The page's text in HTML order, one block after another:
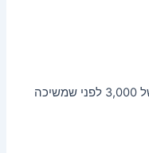
זה אומר שעליך לבצע מחזור הימורים של 3,000 לפני שמשיכה